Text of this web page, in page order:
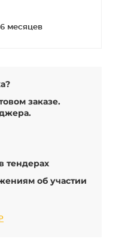
месяцев
заказе.
тендерах
об участии